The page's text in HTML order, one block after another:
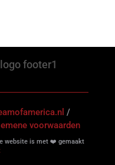
/
voorwaarden
website is met ❤️ gemaakt